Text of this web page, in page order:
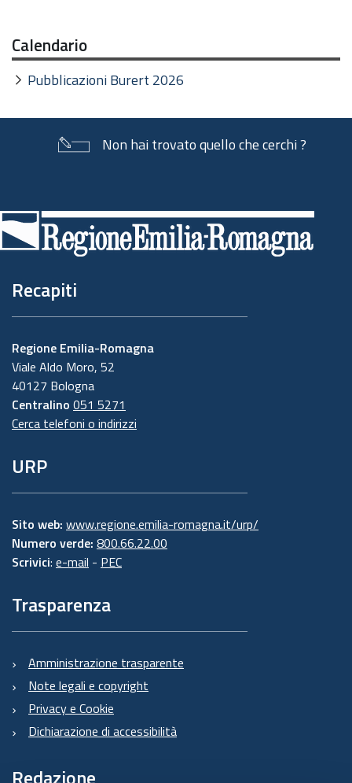
Calendario
Pubblicazioni Burert 2026
Non hai trovato quello che cerchi ?
di
pagina
Recapiti
Regione Emilia-Romagna
Viale Aldo Moro, 52
40127 Bologna
Centralino 051 5271
Cerca telefoni o indirizzi
URP
Sito web: www.regione.emilia-romagna.it/urp/
Numero verde: 800.66.22.00
Scrivici: e-mail - PEC
Trasparenza
Amministrazione trasparente
Note legali e copyright
Privacy e Cookie
Dichiarazione di accessibilità
Redazione